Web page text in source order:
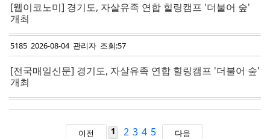
[웹이코노미] 경기도, 자살유족 연합 힐링캠프 '더불어 숲'
개최
5185 2026-08-04 관리자 조회:57
[전국매일신문] 경기도, 자살유족 연합 힐링캠프 '더불어 숲'
개최
이전 1 2 3 4 5 다음